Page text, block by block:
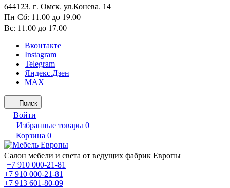
644123, г. Омск, ул.Конева, 14
Пн-Сб: 11.00 до 19.00
Вс: 11.00 до 17.00
Вконтакте
Instagram
Telegram
Яндекс.Дзен
MAX
Поиск
Войти
Избранные товары 0
Корзина 0
Салон мебели и света от ведущих фабрик Европы
+7 910 000-21-81
+7 910 000-21-81
+7 913 601-80-09